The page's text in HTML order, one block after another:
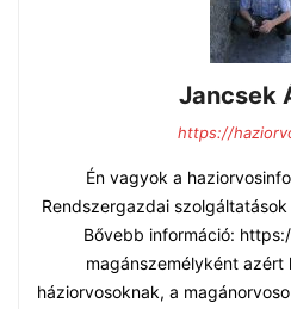
Jancsek
https://
Én vagyok a
Rendszergazdai
Bővebb információ:
magánszemélyként azért
háziorvosoknak, a